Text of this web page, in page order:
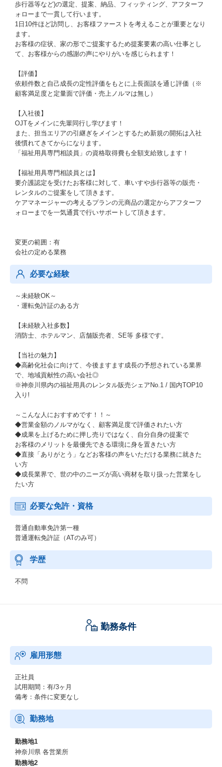
歩行器等など)の選定、提案、納品、フィッティング、アフターフ
ォローまで一貫して行います。
1日10件ほど訪問し、お客様ファーストを考えることが重要となり
ます。
お客様の症状、家の形でご提案するため提案要素の高い仕事とし
て、お客様からの感謝の声にやりがいを感じられます！
【評価】
依頼件数と自己成長の定性評価をもとに上長面談を通じ評価（※
顧客満足度と定量面で評価・売上ノルマは無し）
【入社後】
OJTをメインに先輩同行し学びます！
また、担当エリアの引継ぎをメインとするため新規の開拓は入社
後慣れてきてからになります。
「福祉用具専門相談員」の資格取得費も全額支給致します！
【福祉用具専門相談員とは】
要介護認定を受けたお客様に対して、車いすや歩行器等の販売・
レンタルのご提案をして頂きます。
ケアマネージャーの考えるプランの元商品の選定からアフターフ
ォローまでを一気通貫で行いサポートして頂きます。
変更の範囲：有
会社の定める業務
必要な経験
～未経験OK～
・運転免許証のある方
【未経験入社多数】
消防士、ホテルマン、店舗販売者、SE等 多様です。
【当社の魅力】
◆高齢化社会に向けて、今後ますます成長の予想されている業界
で、地域貢献性の高い会社◎
※神奈川県内の福祉用具のレンタル販売シェアNo.1 / 国内TOP10
入り!
～こんな人におすすめです！！～
◆営業金額のノルマがなく、顧客満足度で評価されたい方
◆成果を上げるために押し売りではなく、自分自身の提案で
お客様のメリットを最優先できる環境に身を置きたい方
◆直接「ありがとう」などお客様の声をいただける業務に就きた
い方
◆成長業界で、世の中のニーズが高い商材を取り扱った営業をし
たい方
必要な免許・資格
普通自動車免許第一種
普通運転免許証（ATのみ可）
学歴
不問
勤務条件
雇用形態
正社員
試用期間：有/3ヶ月
備考：条件に変更なし
勤務地
勤務地1
神奈川県 各営業所
勤務地2